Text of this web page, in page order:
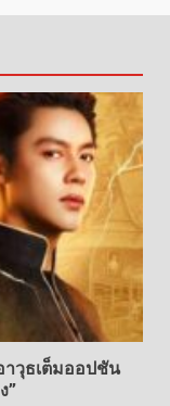
าวุธเต็มออปชัน
”